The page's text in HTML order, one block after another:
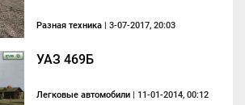
Разная техника | 3-07-2017, 20:03
УАЗ 469Б
Легковые автомобили | 11-01-2014, 00:12